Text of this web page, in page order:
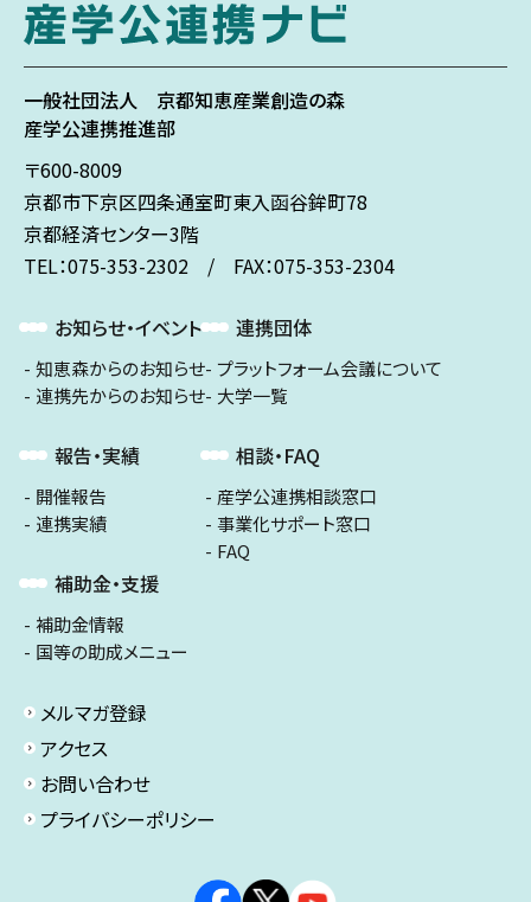
一般社団法人 京都知恵産業創造の森
産学公連携推進部
〒600-8009
京都市下京区四条通室町東入函谷鉾町78
京都経済センター3階
TEL：075-353-2302 / FAX：075-353-2304
お知らせ・イベント
知恵森からのお知らせ
連携先からのお知らせ
報告・実績
開催報告
連携実績
補助金・支援
補助金情報
国等の助成メニュー
連携団体
プラットフォーム会議について
大学一覧
相談・FAQ
産学公連携相談窓口
事業化サポート窓口
FAQ
メルマガ登録
アクセス
お問い合わせ
プライバシーポリシー